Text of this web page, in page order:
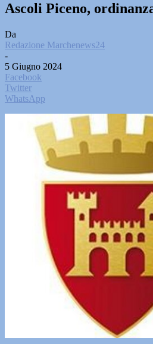
Ascoli Piceno,
Da
Redazione Marchenews24
-
5 Giugno 2024
Facebook
Twitter
WhatsApp